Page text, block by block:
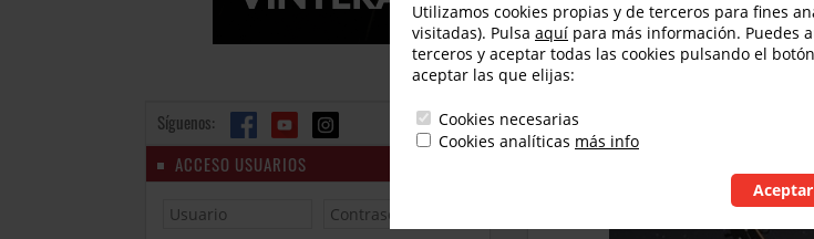
Nuevo disco de Tony McAlpine
Síguenos:
ACCESO USUARIOS
Utilizamos cookies propias y de terceros para fines
visitadas). Pulsa aquí para más información. Puedes
terceros y aceptar todas las cookies pulsando el
aceptar las que elijas:
Cookies necesarias
Cookies analíticas más info